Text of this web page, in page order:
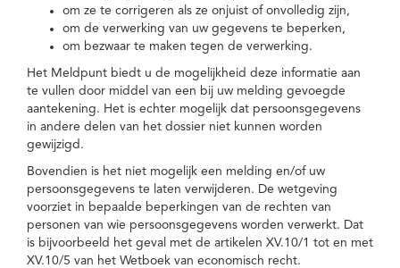
om ze te corrigeren als ze onjuist of onvolledig zijn,
om de verwerking van uw gegevens te beperken,
om bezwaar te maken tegen de verwerking.
Het Meldpunt biedt u de mogelijkheid deze informatie aan
te vullen door middel van een bij uw melding gevoegde
aantekening. Het is echter mogelijk dat persoonsgegevens
in andere delen van het dossier niet kunnen worden
gewijzigd.
Bovendien is het niet mogelijk een melding en/of uw
persoonsgegevens te laten verwijderen. De wetgeving
voorziet in bepaalde beperkingen van de rechten van
personen van wie persoonsgegevens worden verwerkt. Dat
is bijvoorbeeld het geval met de artikelen XV.10/1 tot en met
XV.10/5 van het Wetboek van economisch recht.